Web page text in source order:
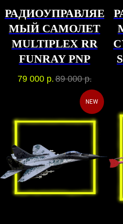
РАДИОУПРАВЛЯЕ
МЫЙ САМОЛЕТ
MULTIPLEX RR
FUNRAY PNP
79 000 р.89 000 р.
NEW